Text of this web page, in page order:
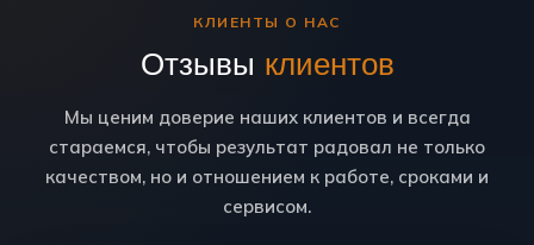
КЛИЕНТЫ О НАС
Отзывы клиентов
Мы ценим доверие наших клиентов и всегда
стараемся, чтобы результат радовал не только
качеством, но и отношением к работе, сроками и
сервисом.